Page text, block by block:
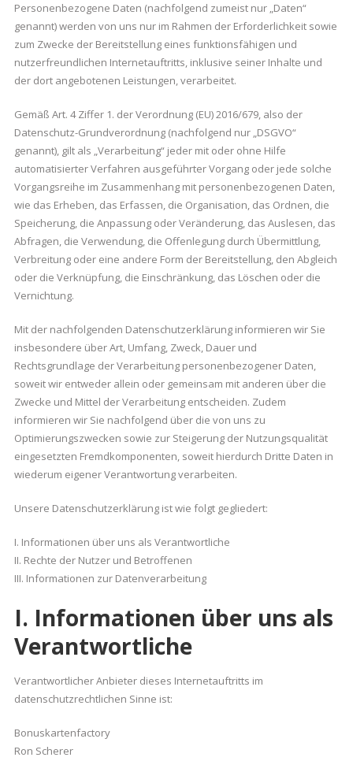
Personenbezogene Daten (nachfolgend zumeist nur „Daten“
genannt) werden von uns nur im Rahmen der Erforderlichkeit sowie
zum Zwecke der Bereitstellung eines funktionsfähigen und
nutzerfreundlichen Internetauftritts, inklusive seiner Inhalte und
der dort angebotenen Leistungen, verarbeitet.
Gemäß Art. 4 Ziffer 1. der Verordnung (EU) 2016/679, also der
Datenschutz-Grundverordnung (nachfolgend nur „DSGVO“
genannt), gilt als „Verarbeitung“ jeder mit oder ohne Hilfe
automatisierter Verfahren ausgeführter Vorgang oder jede solche
Vorgangsreihe im Zusammenhang mit personenbezogenen Daten,
wie das Erheben, das Erfassen, die Organisation, das Ordnen, die
Speicherung, die Anpassung oder Veränderung, das Auslesen, das
Abfragen, die Verwendung, die Offenlegung durch Übermittlung,
Verbreitung oder eine andere Form der Bereitstellung, den Abgleich
oder die Verknüpfung, die Einschränkung, das Löschen oder die
Vernichtung.
Mit der nachfolgenden Datenschutzerklärung informieren wir Sie
insbesondere über Art, Umfang, Zweck, Dauer und
Rechtsgrundlage der Verarbeitung personenbezogener Daten,
soweit wir entweder allein oder gemeinsam mit anderen über die
Zwecke und Mittel der Verarbeitung entscheiden. Zudem
informieren wir Sie nachfolgend über die von uns zu
Optimierungszwecken sowie zur Steigerung der Nutzungsqualität
eingesetzten Fremdkomponenten, soweit hierdurch Dritte Daten in
wiederum eigener Verantwortung verarbeiten.
Unsere Datenschutzerklärung ist wie folgt gegliedert:
I. Informationen über uns als Verantwortliche
II. Rechte der Nutzer und Betroffenen
III. Informationen zur Datenverarbeitung
I. Informationen über uns als
Verantwortliche
Verantwortlicher Anbieter dieses Internetauftritts im
datenschutzrechtlichen Sinne ist:
Bonuskartenfactory
Ron Scherer